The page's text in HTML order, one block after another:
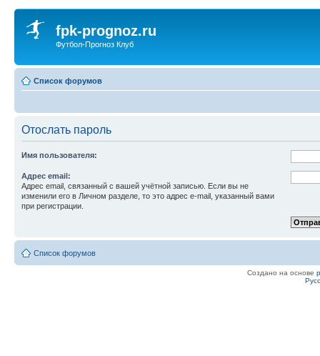
fpk-prognoz.ru
Футбол-Прогноз Клуб
Список форумов
Отослать пароль
Имя пользователя:
Адрес email:
Адрес email, связанный с вашей учётной записью. Если вы не
изменили его в Личном разделе, то это адрес e-mail, указанный вами
при регистрации.
Список форумов
Создано на основе